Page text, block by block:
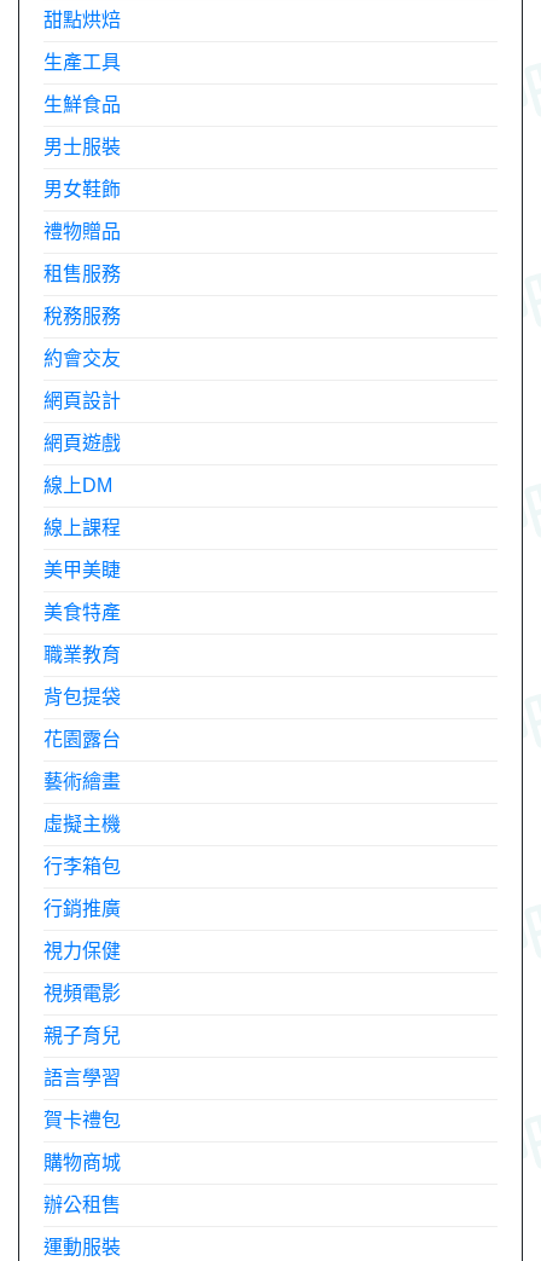
甜點烘焙
生產工具
生鮮食品
男士服裝
男女鞋飾
禮物贈品
租售服務
稅務服務
約會交友
網頁設計
網頁遊戲
線上DM
線上課程
美甲美睫
美食特產
職業教育
背包提袋
花園露台
藝術繪畫
虛擬主機
行李箱包
行銷推廣
視力保健
視頻電影
親子育兒
語言學習
賀卡禮包
購物商城
辦公租售
運動服裝